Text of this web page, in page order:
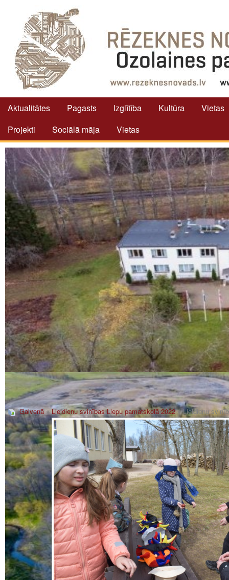
Aktualitātes Pagasts Izglītība Kultūra
Vietas
Projekti
Sociālā māja Vietas
Galvenā»Lieldienu svinības Liepu pamatskolā 2022» Lieldienu